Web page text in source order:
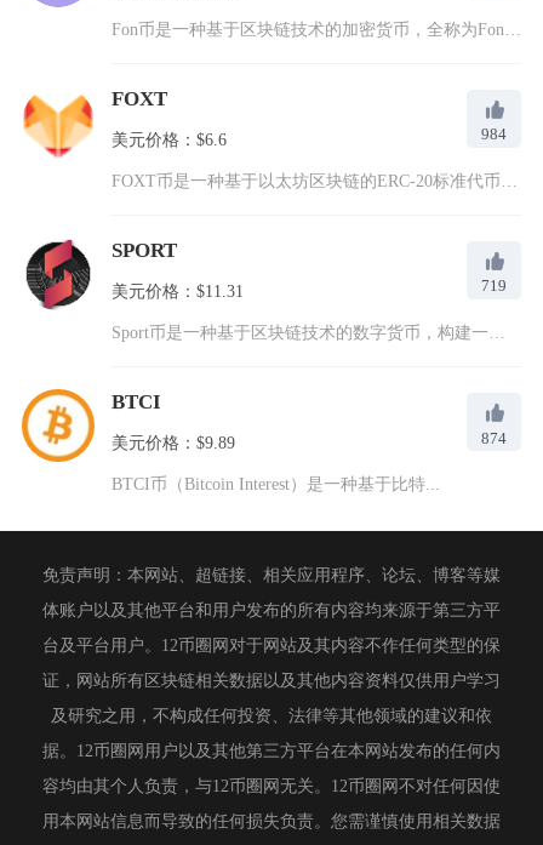
FOXT
美元价格：$6.6 984
SPORT
美元价格：$11.31 719
BTCI
美元价格：$9.89 874
BTCI币（Bitcoin Interest）是一种基于比特...
免责声明：本网站、超链接、相关应用程序、论坛、博客等媒
体账户以及其他平台和用户发布的所有内容均来源于第三方平
台及平台用户。12币圈网对于网站及其内容不作任何类型的保
证，网站所有区块链相关数据以及其他内容资料仅供用户学习
及研究之用，不构成任何投资、法律等其他领域的建议和依
据。12币圈网用户以及其他第三方平台在本网站发布的任何内
容均由其个人负责，与12币圈网无关。12币圈网不对任何因使
用本网站信息而导致的任何损失负责。您需谨慎使用相关数据